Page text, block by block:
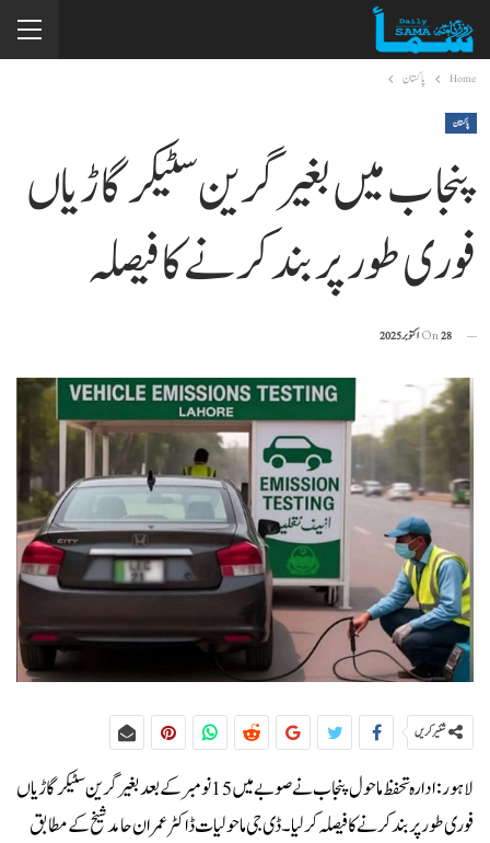
Home پاکستان
پاکستان
پنجاب میں بغیر گرین سٹیکر گاڑیاں
فوری طور پر بند کرنے کا فیصلہ
On28 اکتوبر 2025
شئیر کریں
لاہور:ادارہ تحفظ ماحول پنجاب نے صوبے میں 15 نومبر کے بعد بغیر گرین سٹیکر گاڑیاں
فوری طور پر بند کرنے کا فیصلہ کر لیا۔ڈی جی ماحولیات ڈاکٹر عمران حامد شیخ کے مطابق